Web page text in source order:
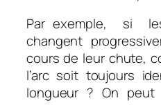
Par exemple, si
changent
cours de leur chute,
l’arc soit toujours
longueur ? On peut